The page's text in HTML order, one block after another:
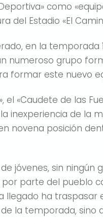
como
del Estadio «El
en la
numeroso grupo
formar este nuevo
«Caudete de las
inexperiencia de la
novena posición
jóvenes, sin
parte del pueblo
llegado ha
la temporada,